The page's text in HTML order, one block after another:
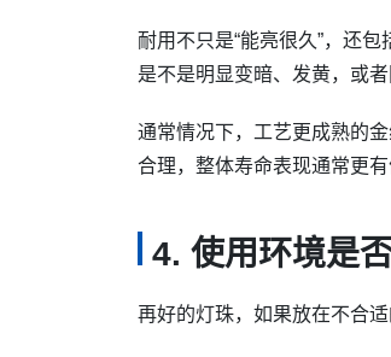
耐用不只是“能亮很久”，还包
是不是明显变暗、发黄，或
通常情况下，工艺更成熟的
合理，整体寿命表现通常更有
4. 使用环境是
再好的灯珠，如果放在不合